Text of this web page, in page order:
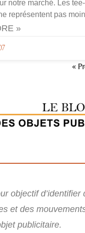
notre marché. Les
représentent pas
»
«
objectif d’identifier
et des
publicitaire.